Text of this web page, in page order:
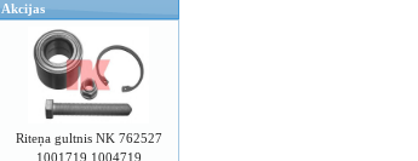
Akcijas
Riteņa gultnis NK 762527
1001719 1004719